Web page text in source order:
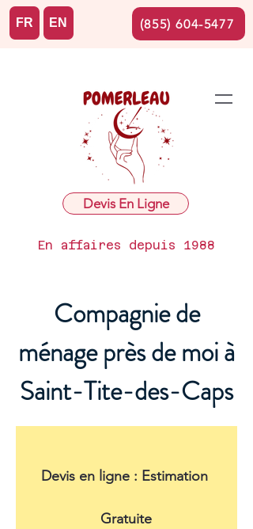
Devis En Ligne
En affaires depuis 1988
FR EN (855) 604-5477
Compagnie de
ménage près de moi à
Saint-Tite-des-Caps
Devis en ligne : Estimation
Gratuite